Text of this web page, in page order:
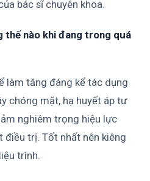
bác sĩ chuyên khoa.
thế nào khi đang trong quá
làm tăng đáng kể tác dụng
chóng mặt, hạ huyết áp tư
nghiêm trọng hiệu lực
điều trị. Tốt nhất nên kiêng
trình.